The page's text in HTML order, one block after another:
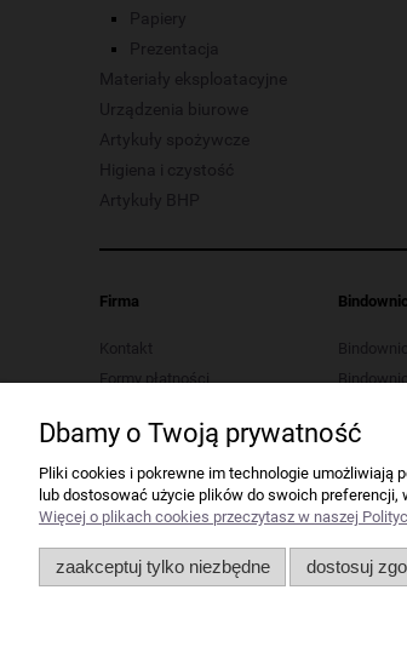
Papiery
Prezentacja
Materiały eksploatacyjne
Urządzenia biurowe
Artykuły spożywcze
Higiena i czystość
Artykuły BHP
Firma
Kontakt
Formy płatności
Polityka prywatności
Regulaminy
Serwis urządzeń biurowych
Ustawienia plików cookies
Odstąp od umowy tutaj
Dbamy o Twoją prywatność
Pliki cookies i pokrewne im technologie umożliwiają
lub dostosować użycie plików do swoich preferencji,
Więcej o plikach cookies przeczytasz w naszej
zaakceptuj tylko niezbędne dostosuj